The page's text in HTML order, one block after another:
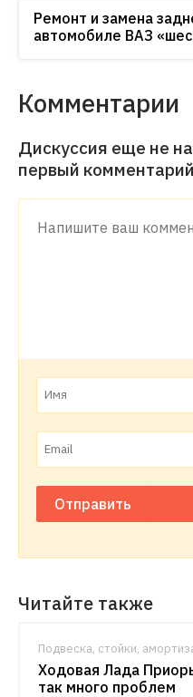
Ремонт и замена
автомобиле ВАЗ
Комментарии
Дискуссия еще не
первый
Отправить
Читайте также
Подвеска, стойки,
Ходовая Лада
так много проблем